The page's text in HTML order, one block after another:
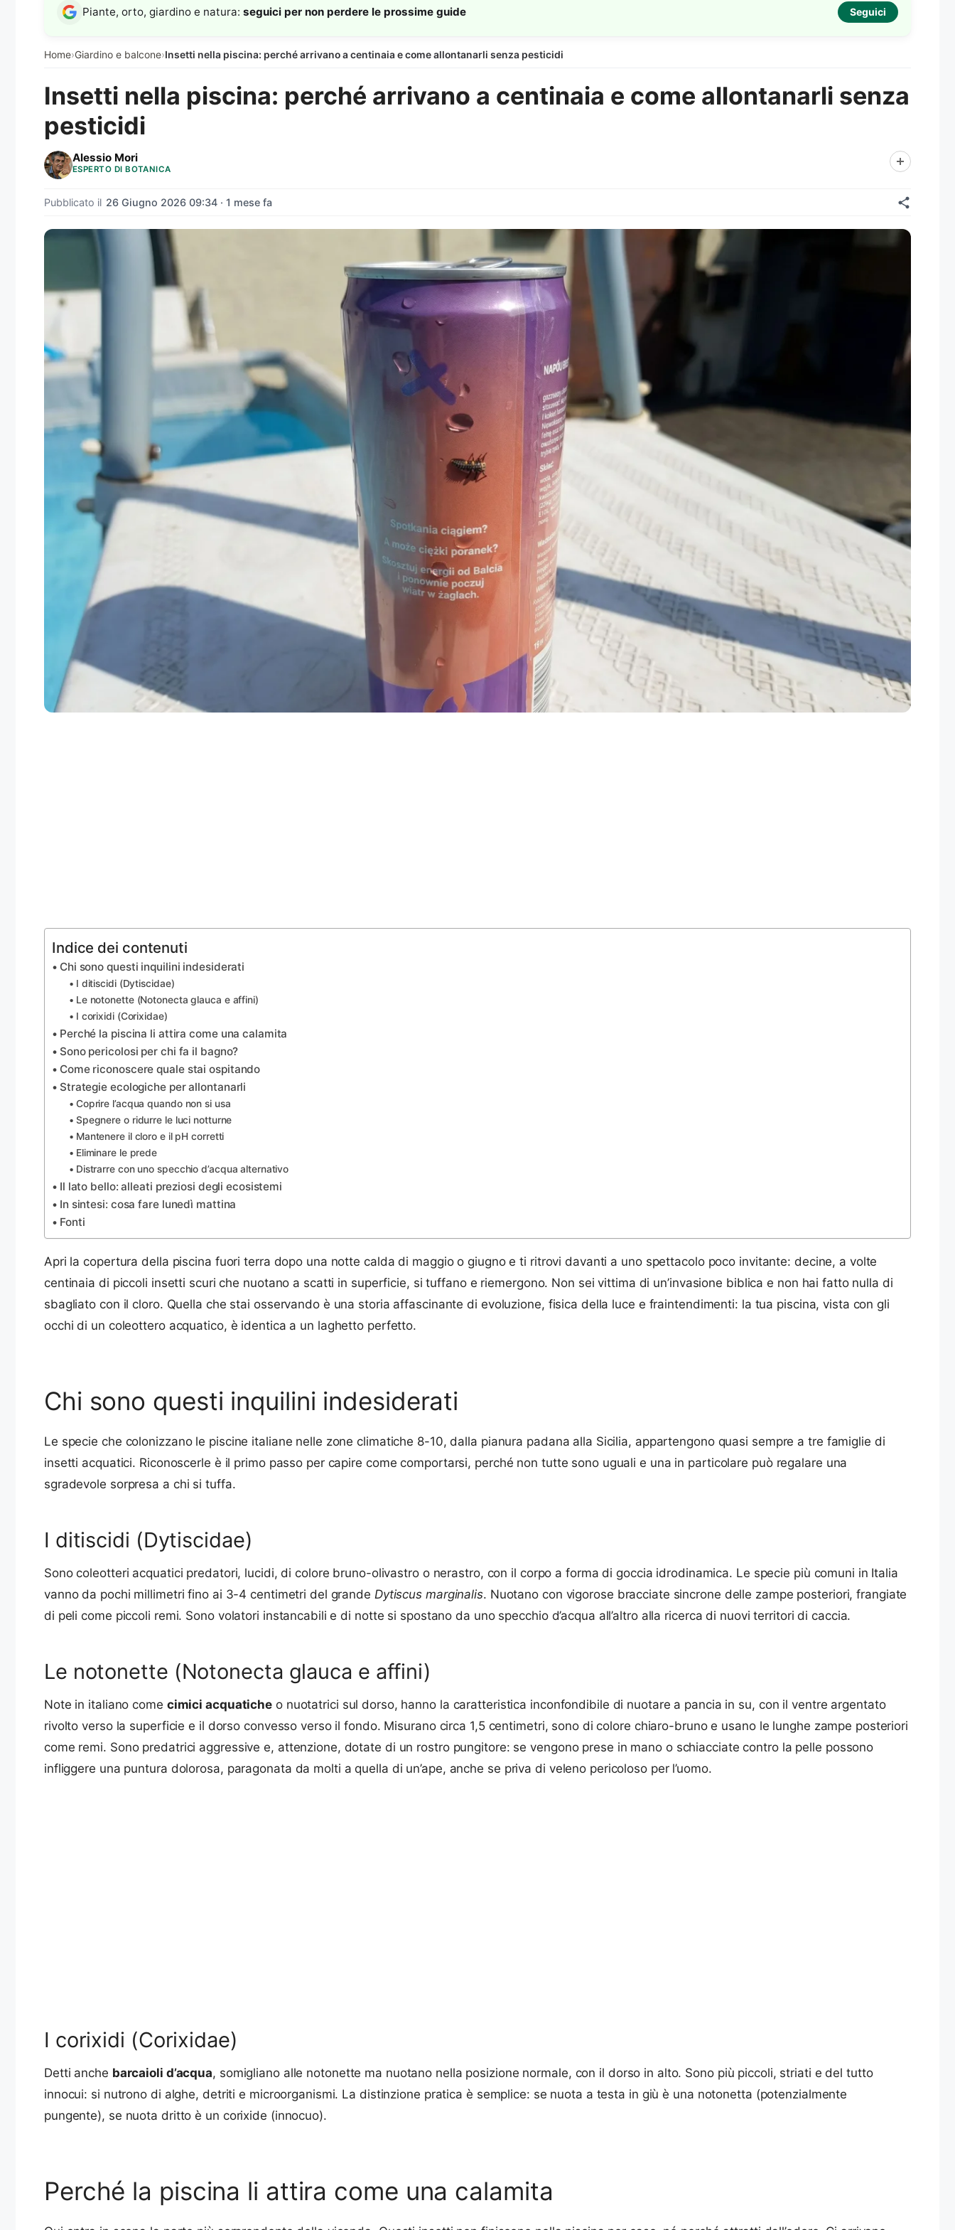
Home›Giardino e balcone›Insetti nella piscina: perché arrivano a centinaia e come allontanarli senza pesticidi
Piante, orto, giardino e natura: seguici per non perdere le prossime guide Seguici
Insetti nella piscina: perché arrivano a centinaia e come allontanarli senza
pesticidi
Alessio Mori
ESPERTO DI BOTANICA
Pubblicato il 26 Giugno 2026 09:34 · 1 mese fa
Indice dei contenuti
Chi sono questi inquilini indesiderati
I ditiscidi (Dytiscidae)
Le notonette (Notonecta glauca e affini)
I corixidi (Corixidae)
Perché la piscina li attira come una calamita
Sono pericolosi per chi fa il bagno?
Come riconoscere quale stai ospitando
Strategie ecologiche per allontanarli
Coprire l’acqua quando non si usa
Spegnere o ridurre le luci notturne
Mantenere il cloro e il pH corretti
Eliminare le prede
Distrarre con uno specchio d’acqua alternativo
Il lato bello: alleati preziosi degli ecosistemi
In sintesi: cosa fare lunedì mattina
Fonti
Apri la copertura della piscina fuori terra dopo una notte calda di maggio o giugno e ti ritrovi davanti a uno spettacolo poco invitante: decine, a volte
centinaia di piccoli insetti scuri che nuotano a scatti in superficie, si tuffano e riemergono. Non sei vittima di un’invasione biblica e non hai fatto nulla di
sbagliato con il cloro. Quella che stai osservando è una storia affascinante di evoluzione, fisica della luce e fraintendimenti: la tua piscina, vista con gli
occhi di un coleottero acquatico, è identica a un laghetto perfetto.
Chi sono questi inquilini indesiderati
Le specie che colonizzano le piscine italiane nelle zone climatiche 8-10, dalla pianura padana alla Sicilia, appartengono quasi sempre a tre famiglie di
insetti acquatici. Riconoscerle è il primo passo per capire come comportarsi, perché non tutte sono uguali e una in particolare può regalare una
sgradevole sorpresa a chi si tuffa.
I ditiscidi (Dytiscidae)
Sono coleotteri acquatici predatori, lucidi, di colore bruno-olivastro o nerastro, con il corpo a forma di goccia idrodinamica. Le specie più comuni in Italia
vanno da pochi millimetri fino ai 3-4 centimetri del grande Dytiscus marginalis. Nuotano con vigorose bracciate sincrone delle zampe posteriori, frangiate
di peli come piccoli remi. Sono volatori instancabili e di notte si spostano da uno specchio d’acqua all’altro alla ricerca di nuovi territori di caccia.
Le notonette (Notonecta glauca e affini)
Note in italiano come cimici acquatiche o nuotatrici sul dorso, hanno la caratteristica inconfondibile di nuotare a pancia in su, con il ventre argentato
rivolto verso la superficie e il dorso convesso verso il fondo. Misurano circa 1,5 centimetri, sono di colore chiaro-bruno e usano le lunghe zampe posteriori
come remi. Sono predatrici aggressive e, attenzione, dotate di un rostro pungitore: se vengono prese in mano o schiacciate contro la pelle possono
infliggere una puntura dolorosa, paragonata da molti a quella di un’ape, anche se priva di veleno pericoloso per l’uomo.
I corixidi (Corixidae)
Detti anche barcaioli d’acqua, somigliano alle notonette ma nuotano nella posizione normale, con il dorso in alto. Sono più piccoli, striati e del tutto
innocui: si nutrono di alghe, detriti e microorganismi. La distinzione pratica è semplice: se nuota a testa in giù è una notonetta (potenzialmente
pungente), se nuota dritto è un corixide (innocuo).
Perché la piscina li attira come una calamita